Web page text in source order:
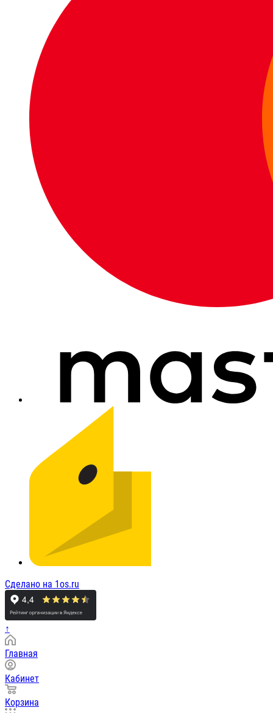
Сделано на 1os.ru
↑
Главная
Кабинет
Корзина